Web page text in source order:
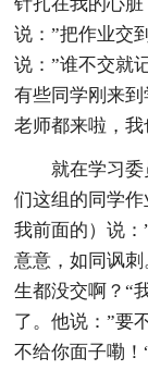
说：”把作业交
说：”谁不交就
有些同学刚来
老师都来啦，我
就在学习
们这组的同学
我前面的）说
意意，如同讽
生都没交啊？“
了。他说：”要
不给你面子嘞